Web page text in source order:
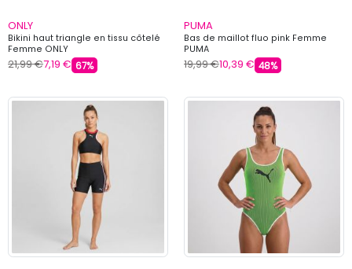
ONLY
Bikini haut triangle en tissu côtelé
Femme ONLY
21,99 €7,19 € 67%
PUMA
Bas de maillot fluo pink Femme
PUMA
19,99 €10,39 € 48%